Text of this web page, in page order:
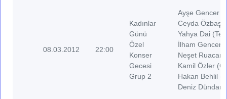
08.03.2012 22:00
Kadınlar
Günü
Özel
Konser
Gecesi
Grup 2
Ayşe Gencer
Ceyda
Yahya Dai
İlham Gencer
Neşet Ruacan
Kamil Özler
Hakan Behlil
Deniz Dündar